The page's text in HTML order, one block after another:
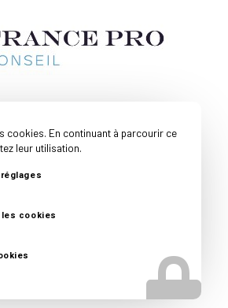
cookies. En continuant à parcourir ce
leur utilisation.
cookies